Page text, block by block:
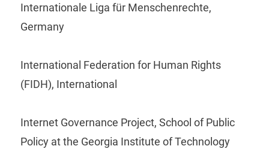
Internationale Liga für Menschenrechte,
Germany
International Federation for Human Rights
(FIDH), International
Internet Governance Project, School of Public
Policy at the Georgia Institute of Technology